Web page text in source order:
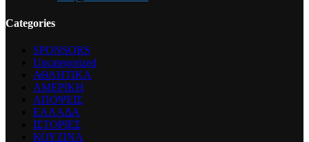
Categories
SPONSORS
Uncategorized
ΑΘΛΗΤΙΚΑ
ΑΜΕΡΙΚΗ
ΑΠΟΨΕΙΣ
ΕΛΛΑΔΑ
ΙΣΤΟΡΙΕΣ
ΚΟΥΖΙΝΑ